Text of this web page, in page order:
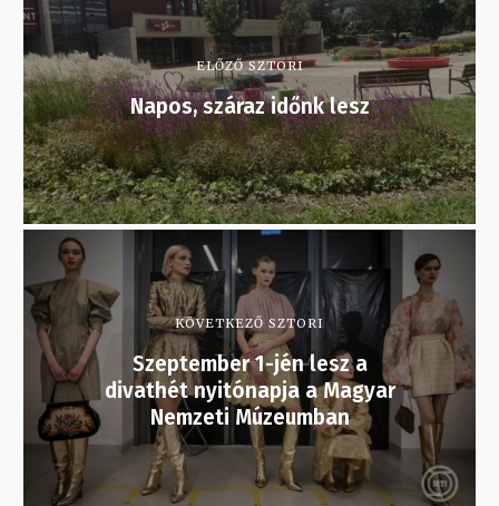
ELŐZŐ SZTORI
Napos, száraz időnk lesz
KÖVETKEZŐ SZTORI
Szeptember 1-jén lesz a
divathét nyitónapja a Magyar
Nemzeti Múzeumban